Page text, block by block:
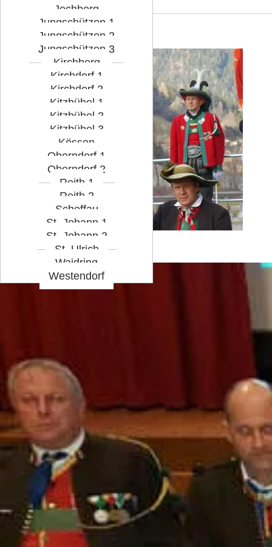
Jochberg
Jungschützen 1
Jungschützen 2
Jungschützen 3
Kirchberg
Kirchdorf 1
Kirchdorf 2
Kitzbühel 1
Kitzbühel 2
Kitzbühel 3
Kössen
Oberndorf 1
Oberndorf 2
Reith 1
Reith 2
Scheffau
St. Johann 1
St. Johann 2
St. Ulrich
Waidring
Westendorf